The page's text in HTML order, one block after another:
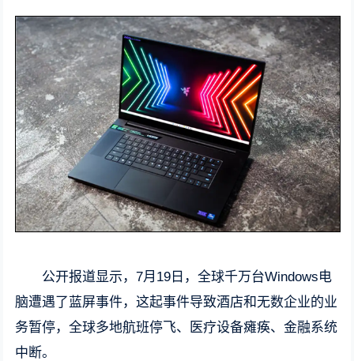
公开报道显示，7月19日，全球千万台Windows电
脑遭遇了蓝屏事件，这起事件导致酒店和无数企业的业
务暂停，全球多地航班停飞、医疗设备瘫痪、金融系统
中断。